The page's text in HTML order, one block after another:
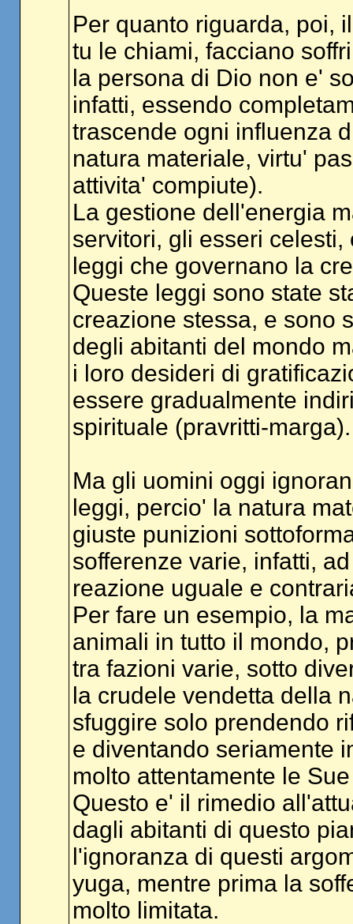
Per quanto riguarda, poi,
tu le chiami, facciano
la persona di Dio non e'
infatti, essendo
trascende ogni influenza
natura materiale, virtu'
attivita' compiute).
La gestione dell'energia
servitori, gli esseri
leggi che governano la
Queste leggi sono state
creazione stessa, e sono
degli abitanti del mondo
i loro desideri di
essere gradualmente
spirituale (pravritti-marga).
Ma gli uomini oggi
leggi, percio' la natura
giuste punizioni
sofferenze varie, infatti,
reazione uguale e
Per fare un esempio, la
animali in tutto il mondo,
tra fazioni varie, sotto
la crudele vendetta della
sfuggire solo prendendo
e diventando seriamente
molto attentamente le
Questo e' il rimedio
dagli abitanti di questo
l'ignoranza di questi
yuga, mentre prima la
molto limitata.